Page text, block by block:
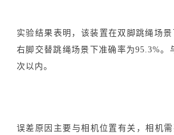
实验结果表明，该装置在双脚跳绳场
右脚交替跳绳场景下准确率为95.3%
次以内。
误差原因主要与相机位置有关，相机